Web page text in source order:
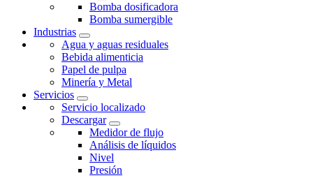
Bomba dosificadora
Bomba sumergible
Industrias
Agua y aguas residuales
Bebida alimenticia
Papel de pulpa
Minería y Metal
Servicios
Servicio localizado
Descargar
Medidor de flujo
Análisis de líquidos
Nivel
Presión